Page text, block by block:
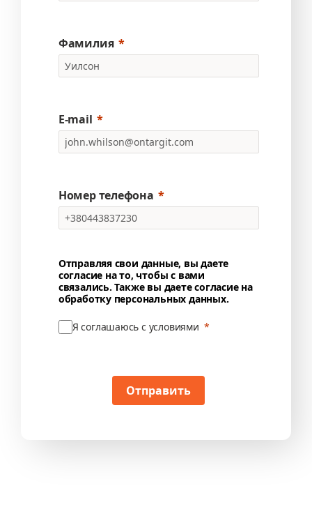
Фамилия
E-mail
Номер телефона
Отправляя свои данные, вы даете
согласие на то, чтобы с вами
связались. Также вы даете согласие на
обработку персональных данных.
Я соглашаюсь с условиями
Отправить